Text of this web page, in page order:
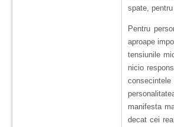
spate,
Pentru
aproape
tensiunile
nicio
manifesta
decat cei